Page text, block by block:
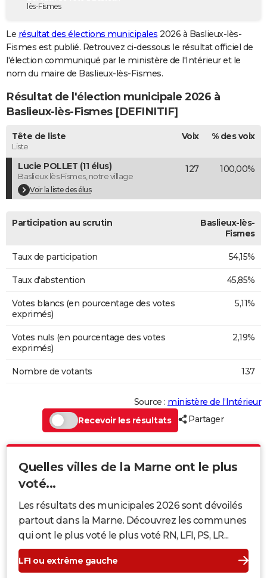
Destinations
City break
Voyage nature
Voyage de noces
Forum
GUIDES D'ACHAT
BONS PLANS
Carte de Noël
Carte Bonne année
Carte Saint-Valentin
Carte Pâques
Carte d'anniversaire
DICTIONNAIRE
Dictionnaire
Biographies
Citations
Expressions
Proverbes
PROGRAMME TV
COPAINS D'AVANT
S'inscrire
Se connecter
Lycées
Collèges
Primaires
Universités
Entreprises
Service militaire
Avis de recherche
AVIS DE DÉCÈS
Bricolage
Television
lès-Fismes
Le résultat des élections municipales 2026 à Baslieux-lès-
Fismes est publié. Retrouvez ci-dessous le résultat officiel de
l'élection communiqué par le ministère de l'Intérieur et le
nom du maire de Baslieux-lès-Fismes.
Résultat de l'élection municipale 2026 à
Baslieux-lès-Fismes [DEFINITIF]
Tête de liste
Liste
Voix % des voix
Lucie POLLET (11 élus)
Baslieux lès Fismes, notre village
Voir la liste des élus
127 100,00%
Participation au scrutin
Baslieux-lès-
Fismes
Taux de participation 54,15%
Taux d'abstention 45,85%
Votes blancs (en pourcentage des votes
exprimés)
5,11%
Votes nuls (en pourcentage des votes
exprimés)
2,19%
Nombre de votants 137
Source : ministère de l’Intérieur
Recevoir les résultats
Partager
Quelles villes de la Marne ont le plus
voté...
Les résultats des municipales 2026 sont dévoilés
partout dans la Marne. Découvrez les communes
qui ont le plus voté le plus voté RN, LFI, PS, LR...
LFI ou extrême gauche